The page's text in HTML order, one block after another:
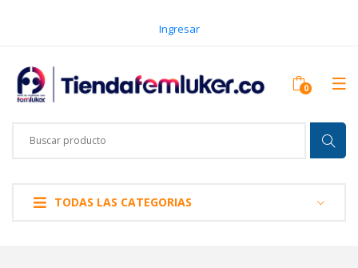
Ingresar
TODAS LAS CATEGORIAS